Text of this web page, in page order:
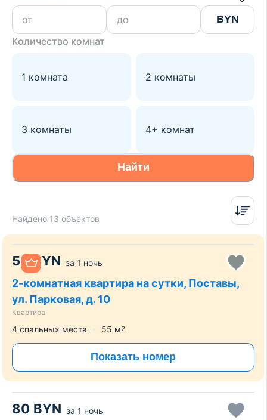
BYN
Количество комнат
1 комната 2 комнаты
3 комнаты 4+ комнат
Найти
Найдено 13 объектов
50 BYN за 1 ночь
2-комнатная квартира на сутки, Поставы,
ул. Парковая, д. 10
Квартира
4 спальных места 55 м2
Показать номер
80 BYN за 1 ночь